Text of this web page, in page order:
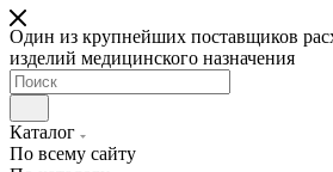
Один из крупнейших поставщиков
изделий медицинского назначения
Каталог
По всему сайту